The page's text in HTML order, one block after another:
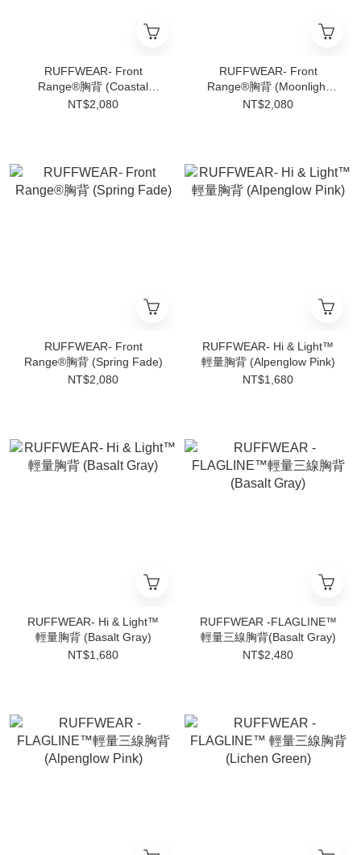
RUFFWEAR- Front
Range®胸背 (Coastal
Mountains)
NT$2,080
RUFFWEAR- Front
Range®胸背 (Moonlight
Mountains)
NT$2,080
RUFFWEAR- Front
Range®胸背 (Spring Fade)
NT$2,080
RUFFWEAR- Hi & Light™
輕量胸背 (Alpenglow Pink)
NT$1,680
RUFFWEAR- Hi & Light™
輕量胸背 (Basalt Gray)
NT$1,680
RUFFWEAR -FLAGLINE™
輕量三線胸背(Basalt Gray)
NT$2,480